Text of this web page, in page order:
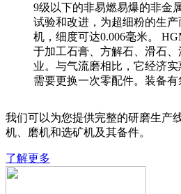
9级以下的非易燃易爆的非金
试验和改进，为超细粉的生
机，细度可达0.006毫米。
于加工石膏、方解石、滑石
业。与气流磨相比，它经济
需要更换一次零配件。装备有
我们可以为您提供完整的研磨生产
机、磨机和选矿机及其备件。
了解更多